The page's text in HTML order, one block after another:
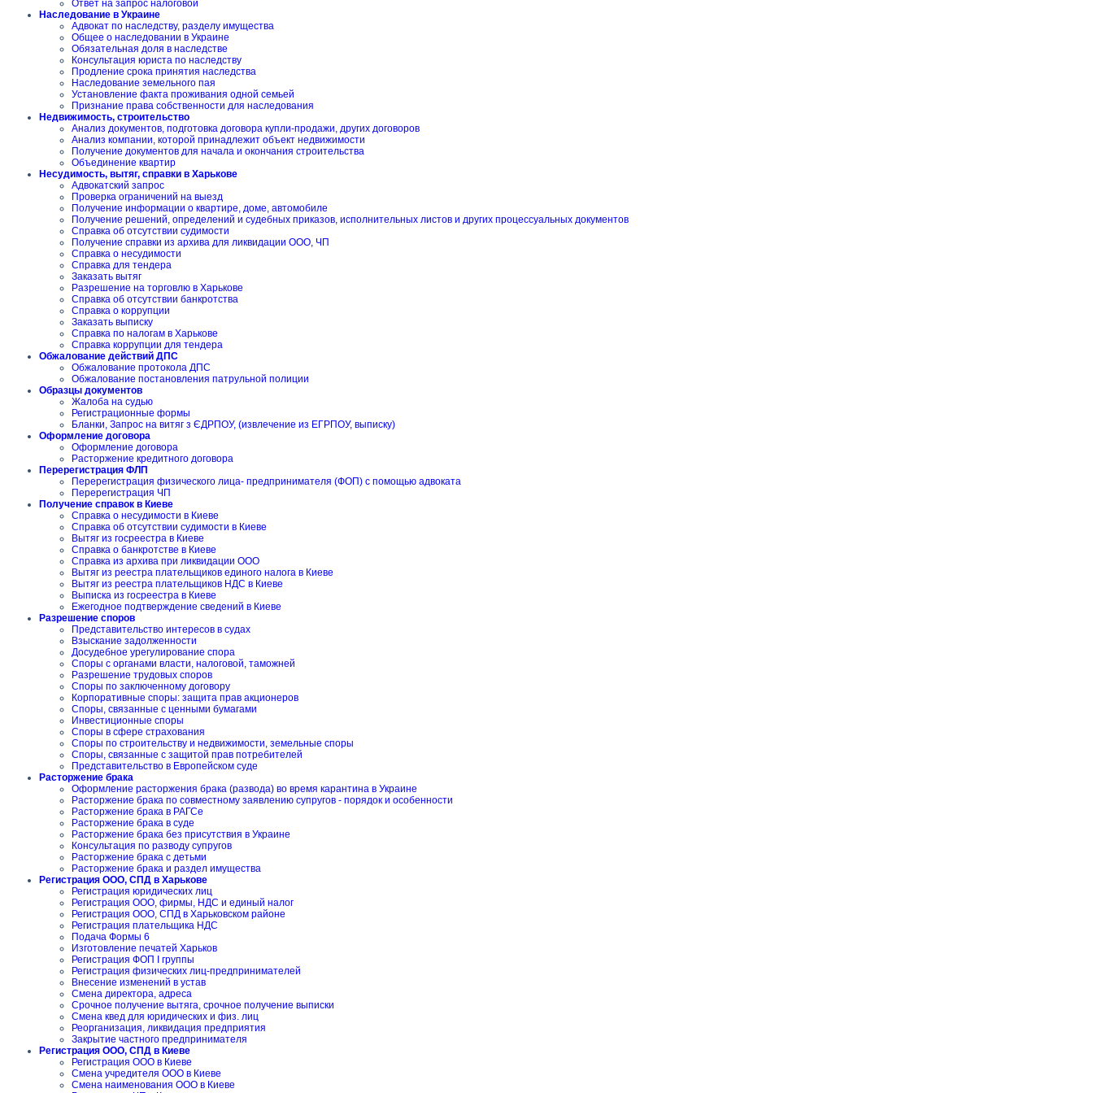
Ответ на запрос налоговой
Наследование в Украине
Адвокат по наследству, разделу имущества
Общее о наследовании в Украине
Обязательная доля в наследстве
Консультация юриста по наследству
Продление срока принятия наследства
Наследование земельного пая
Установление факта проживания одной семьей
Признание права собственности для наследования
Недвижимость, строительство
Анализ документов, подготовка договора купли-продажи, других договоров
Анализ компании, которой принадлежит объект недвижимости
Получение документов для начала и окончания строительства
Объединение квартир
Несудимость, вытяг, справки в Харькове
Адвокатский запрос
Проверка ограничений на выезд
Получение информации о квартире, доме, автомобиле
Получение решений, определений и судебных приказов, исполнительных листов и других процессуальных документов
Справка об отсутствии судимости
Получение справки из архива для ликвидации ООО, ЧП
Справка о несудимости
Справка для тендера
Заказать вытяг
Разрешение на торговлю в Харькове
Справка об отсутствии банкротства
Справка о коррупции
Заказать выписку
Справка по налогам в Харькове
Справка коррупции для тендера
Обжалование действий ДПС
Обжалование протокола ДПС
Обжалование постановления патрульной полиции
Образцы документов
Жалоба на судью
Регистрационные формы
Бланки, Запрос на витяг з ЄДРПОУ, (извлечение из ЕГРПОУ, выписку)
Оформление договора
Оформление договора
Расторжение кредитного договора
Перерегистрация ФЛП
Перерегистрация физического лица- предпринимателя (ФОП) с помощью адвоката
Перерегистрация ЧП
Получение справок в Киеве
Справка о несудимости в Киеве
Справка об отсутствии судимости в Киеве
Вытяг из госреестра в Киеве
Справка о банкротстве в Киеве
Справка из архива при ликвидации ООО
Вытяг из реестра плательщиков единого налога в Киеве
Вытяг из реестра плательщиков НДС в Киеве
Выписка из госреестра в Киеве
Ежегодное подтверждение сведений в Киеве
Разрешение споров
Представительство интересов в судах
Взыскание задолженности
Досудебное урегулирование спора
Споры с органами власти, налоговой, таможней
Разрешение трудовых споров
Споры по заключенному договору
Корпоративные споры: защита прав акционеров
Споры, связанные с ценными бумагами
Инвестиционные споры
Споры в сфере страхования
Споры по строительству и недвижимости, земельные споры
Споры, связанные с защитой прав потребителей
Представительство в Европейском суде
Расторжение брака
Оформление расторжения брака (развода) во время карантина в Украине
Расторжение брака по совместному заявлению супругов - порядок и особенности
Расторжение брака в РАГСе
Расторжение брака в суде
Расторжение брака без присутствия в Украине
Консультация по разводу супругов
Расторжение брака с детьми
Расторжение брака и раздел имущества
Регистрация ООО, СПД в Харькове
Регистрация юридических лиц
Регистрация ООО, фирмы, НДС и единый налог
Регистрация ООО, СПД в Харьковском районе
Регистрация плательщика НДС
Подача Формы 6
Изготовление печатей Харьков
Регистрация ФОП I группы
Регистрация физических лиц-предпринимателей
Внесение изменений в устав
Смена директора, адреса
Срочное получение вытяга, срочное получение выписки
Смена квед для юридических и физ. лиц
Реорганизация, ликвидация предприятия
Закрытие частного предпринимателя
Регистрация ООО, СПД в Киеве
Регистрация ООО в Киеве
Смена учредителя ООО в Киеве
Смена наименования ООО в Киеве